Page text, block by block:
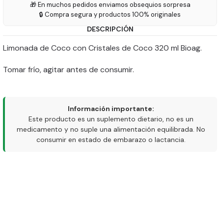
🎁 En muchos pedidos enviamos obsequios sorpresa
🔒 Compra segura y productos 100% originales
DESCRIPCIÓN
Limonada de Coco con Cristales de Coco 320 ml Bioag.
Tomar frío, agitar antes de consumir.
Información importante:
Este producto es un suplemento dietario, no es un
medicamento y no suple una alimentación equilibrada. No
consumir en estado de embarazo o lactancia.